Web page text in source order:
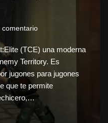
comentario
(TCE) una moderna
Territory. Es
jugones para jugones
que te permite